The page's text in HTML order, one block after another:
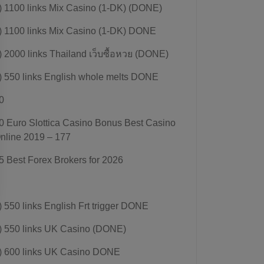
1100 links Mix Casino (1-DK) (DONE)
1100 links Mix Casino (1-DK) DONE
2000 links Thailand เว็บซื้อหวย (DONE)
550 links English whole melts DONE
Euro Slottica Casino Bonus Best Casino
2019 – 177
Best Forex Brokers for 2026
550 links English Frt trigger DONE
550 links UK Casino (DONE)
600 links UK Casino DONE